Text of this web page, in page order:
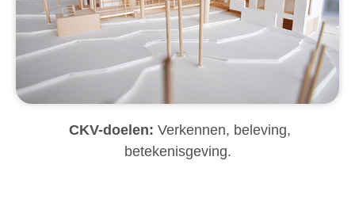
CKV-doelen: Verkennen, beleving,
betekenisgeving.